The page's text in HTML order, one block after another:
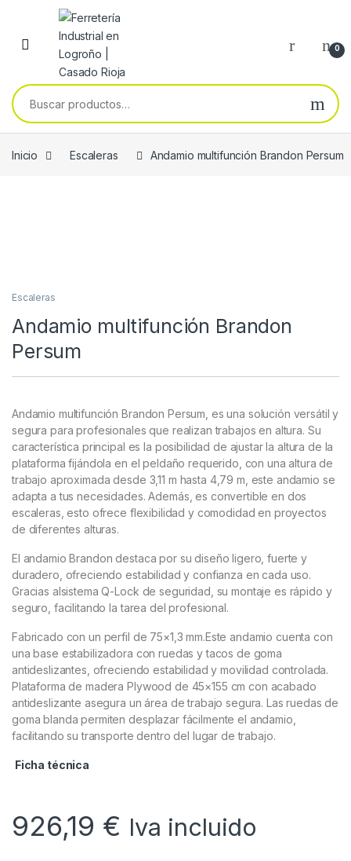
Skip to navigation
Skip to content
0
Buscar por:
Inicio Escaleras Andamio multifunción Brandon Persum
Escaleras
Andamio multifunción Brandon
Persum
Andamio multifunción Brandon Persum, es una solución versátil y
segura para profesionales que realizan trabajos en altura. Su
característica principal es la posibilidad de ajustar la altura de la
plataforma fijándola en el peldaño requerido, con una altura de
trabajo aproximada desde 3,11 m hasta 4,79 m, este andamio se
adapta a tus necesidades. Además, es convertible en dos
escaleras, esto ofrece flexibilidad y comodidad en proyectos
de diferentes alturas.
El andamio Brandon destaca por su diseño ligero, fuerte y
duradero, ofreciendo estabilidad y confianza en cada uso.
Gracias alsistema Q-Lock de seguridad, su montaje es rápido y
seguro, facilitando la tarea del profesional.
Fabricado con un perfil de 75×1,3 mm.Este andamio cuenta con
una base estabilizadora con ruedas y tacos de goma
antideslizantes, ofreciendo estabilidad y movilidad controlada.
Plataforma de madera Plywood de 45×155 cm con acabado
antideslizante asegura un área de trabajo segura. Las ruedas de
goma blanda permiten desplazar fácilmente el andamio,
facilitando su transporte dentro del lugar de trabajo.
Ficha técnica
926,19 € Iva incluido